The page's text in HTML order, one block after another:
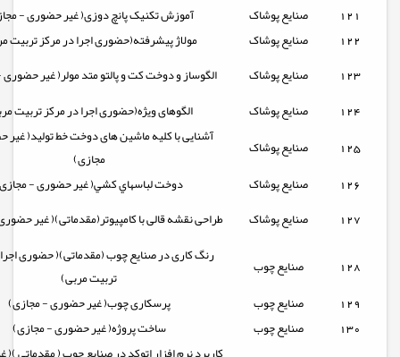
121
صنایع پوشاک
آموزش تکنیک پانچ دوزی( غیر حضوری -
122
صنایع پوشاک
مولاژ پیشرفته(حضوری اجرا در مرکز تربیت
123
صنایع پوشاک
الگوساز و دوخت كت و پالتو متد مولر( غیر
124
صنایع پوشاک
الگوهای ویژه(حضوری اجرا در مرکز تربیت
125
صنایع پوشاک
آشنایی با کلیه ماشین های دوخت خط تولید(
مجازی)
126
صنایع پوشاک
دوخت لباسهاي کشي( غیر حضوری -
127
صنایع پوشاک طراحی نقشه قالی با کامپیوتر(مقدماتی)( غیر
128 صنایع چوب
رنگ کاری در صنایع چوب (مقدماتی)( حضوری
تربیت مربی)
129
صنایع چوب
پرسکاری چوب( غیر حضوری - مجازی)
130
صنایع چوب
ساخت پروژه( غیر حضوری - مجازی)